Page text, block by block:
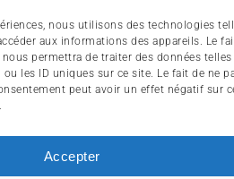
nous utilisons des technologies
aux informations des appareils. Le
permettra de traiter des données telles
les ID uniques sur ce site. Le fait de ne
peut avoir un effet négatif sur
Accepter